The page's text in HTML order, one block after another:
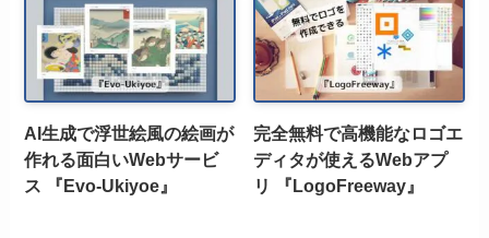
AI生成で浮世絵風の絵画が
作れる面白いWebサービ
ス 『Evo-Ukiyoe』
完全無料で高機能なロゴエ
ディタが使えるWebアプ
リ 『LogoFreeway』